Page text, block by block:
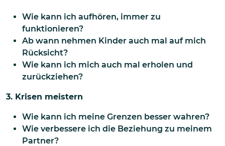
Wie kann ich aufhören, immer zu
funktionieren?
Ab wann nehmen Kinder auch mal auf mich
Rücksicht?
Wie kann ich mich auch mal erholen und
zurückziehen?
3. Krisen meistern
Wie kann ich meine Grenzen besser wahren?
Wie verbessere ich die Beziehung zu meinem
Partner?